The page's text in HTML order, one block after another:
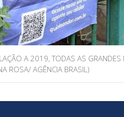
A 2019, TODAS AS
ROSA/ AGÊNCIA BRASIL)